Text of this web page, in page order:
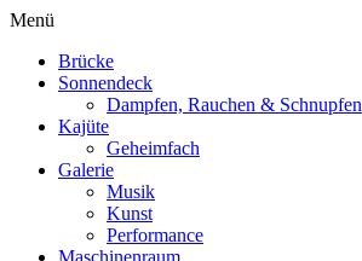
Menü
Brücke
Sonnendeck
Dampfen, Rauchen & Schnupfen
Kajüte
Geheimfach
Galerie
Musik
Kunst
Performance
Maschinenraum